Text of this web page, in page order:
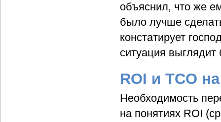
объяснил, что же
было лучше
констатирует
ситуация
ROI и TCO
Необходимость
на понятиях ROI